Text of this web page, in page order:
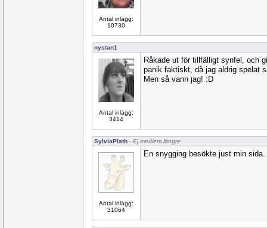
Antal inlägg:
10730
nystan1
Antal inlägg:
3414
Råkade ut för tillfälligt synfel, och
panik faktiskt, då jag aldrig spelat
Men så vann jag! :D
SylviaPlath - Ej medlem längre
Antal inlägg:
31064
En snygging besökte just min sida.